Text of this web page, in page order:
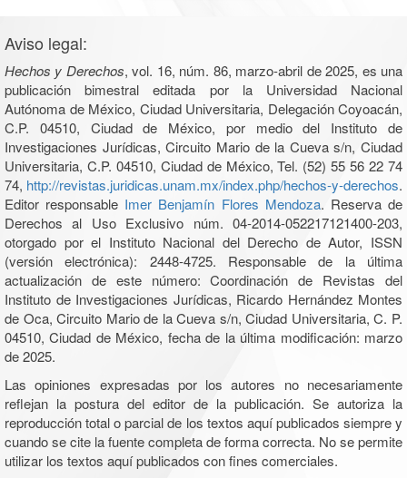
Aviso legal:
Hechos y Derechos, vol. 16, núm. 86, marzo-abril de 2025, es una
publicación bimestral editada por la Universidad Nacional
Autónoma de México, Ciudad Universitaria, Delegación Coyoacán,
C.P. 04510, Ciudad de México, por medio del Instituto de
Investigaciones Jurídicas, Circuito Mario de la Cueva s/n, Ciudad
Universitaria, C.P. 04510, Ciudad de México, Tel. (52) 55 56 22 74
74, http://revistas.juridicas.unam.mx/index.php/hechos-y-derechos.
Editor responsable Imer Benjamín Flores Mendoza. Reserva de
Derechos al Uso Exclusivo núm. 04-2014-052217121400-203,
otorgado por el Instituto Nacional del Derecho de Autor, ISSN
(versión electrónica): 2448-4725. Responsable de la última
actualización de este número: Coordinación de Revistas del
Instituto de Investigaciones Jurídicas, Ricardo Hernández Montes
de Oca, Circuito Mario de la Cueva s/n, Ciudad Universitaria, C. P.
04510, Ciudad de México, fecha de la última modificación: marzo
de 2025.
Las opiniones expresadas por los autores no necesariamente
reflejan la postura del editor de la publicación. Se autoriza la
reproducción total o parcial de los textos aquí publicados siempre y
cuando se cite la fuente completa de forma correcta. No se permite
utilizar los textos aquí publicados con fines comerciales.